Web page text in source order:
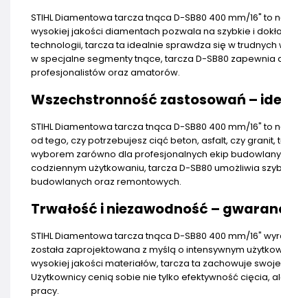
STIHL Diamentowa tarcza tnąca D-SB80 400 mm/16"
wysokiej jakości diamentach pozwala na szybkie i
technologii, tarcza ta idealnie sprawdza się w
w specjalne segmenty tnące, tarcza D-SB80
profesjonalistów oraz amatorów.
Wszechstronność zastosowań –
STIHL Diamentowa tarcza tnąca D-SB80 400 mm/16"
od tego, czy potrzebujesz ciąć beton, asfalt, czy
wyborem zarówno dla profesjonalnych ekip
codziennym użytkowaniu, tarcza D-SB80 umożliwia
budowlanych oraz remontowych.
Trwałość i niezawodność –
STIHL Diamentowa tarcza tnąca D-SB80 400 mm/16"
została zaprojektowana z myślą o intensywnym
wysokiej jakości materiałów, tarcza ta zachowuje
Użytkownicy cenią sobie nie tylko efektywność cięcia,
pracy.